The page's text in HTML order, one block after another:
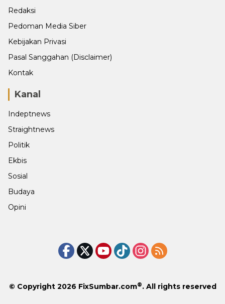
Redaksi
Pedoman Media Siber
Kebijakan Privasi
Pasal Sanggahan (Disclaimer)
Kontak
Kanal
Indeptnews
Straightnews
Politik
Ekbis
Sosial
Budaya
Opini
© Copyright 2026 FixSumbar.com®. All rights reserved